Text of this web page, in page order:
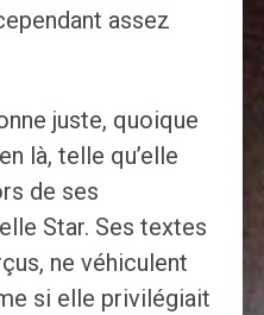
assez
juste, quoique
là, telle qu’elle
de ses
Star. Ses textes
ne véhiculent
si elle privilégiait